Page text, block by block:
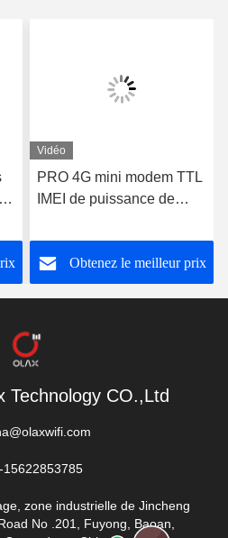
Vidéo
PRO 4G mini modem TTL
IMEI de puissance de
4000mah de CPE d'OLAX
AX6 WiFiObtenez le meilleur prix
Technology CO.,Ltd
15622853785
zone industrielle de Jincheng
No .201, Fuyong, Baoan,